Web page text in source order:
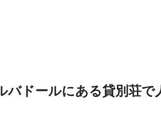
5つ星中4.91つ星の平均評価
バドールにある貸別荘